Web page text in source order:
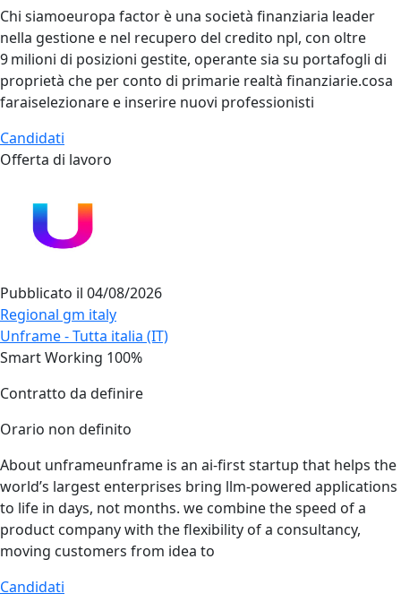
Chi siamoeuropa factor è una società finanziaria leader
nella gestione e nel recupero del credito npl, con oltre
9 milioni di posizioni gestite, operante sia su portafogli di
proprietà che per conto di primarie realtà finanziarie.cosa
faraiselezionare e inserire nuovi professionisti
Candidati
Offerta di lavoro
Pubblicato il 04/08/2026
Regional gm italy
Unframe - Tutta italia (IT)
Smart Working 100%
Contratto da definire
Orario non definito
About unframeunframe is an ai‑first startup that helps the
world’s largest enterprises bring llm‑powered applications
to life in days, not months. we combine the speed of a
product company with the flexibility of a consultancy,
moving customers from idea to
Candidati